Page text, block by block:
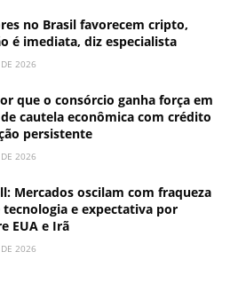
no Brasil favorecem cripto,
é imediata, diz especialista
2026
que o consórcio ganha força em
cautela econômica com crédito
persistente
2026
Mercados oscilam com fraqueza
e expectativa por
EUA e Irã
2026